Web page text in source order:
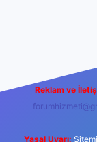
Reklam ve
Yasal Uyarı: